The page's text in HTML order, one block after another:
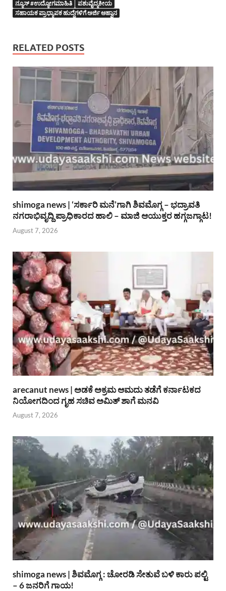
ನ್ಯೂಸ್ #ಉದ್ಯೋಗಮಾಹಿತಿ
ಪಶುವೈದ್ಯಕೀಯ
ಸಹಾಯಕ ಪ್ರಾಧ್ಯಾಪಕ ಹುದ್ದೆಗಳಿಗೆ ಅರ್ಜಿ ಆಹ್ವಾನ
RELATED POSTS
shimoga news | ‘ಸರ್ಕಾರಿ ಮನೆ’ಗಾಗಿ ಶಿವಮೊಗ್ಗ – ಭದ್ರಾವತಿ
ನಗರಾಭಿವೃದ್ದಿ ಪ್ರಾಧಿಕಾರದ ಹಾಲಿ – ಮಾಜಿ ಆಯುಕ್ತರ ಹಗ್ಗಜಗ್ಗಾಟ!
August 7, 2026
arecanut news | ಅಡಕೆ ಅಕ್ರಮ ಆಮದು ತಡೆಗೆ ಕರ್ನಾಟಕದ
ನಿಯೋಗದಿಂದ ಗೃಹ ಸಚಿವ ಅಮಿತ್ ಶಾಗೆ ಮನವಿ
August 7, 2026
shimoga news | ಶಿವಮೊಗ್ಗ : ಚೋರಡಿ ಸೇತುವೆ ಬಳಿ ಕಾರು ಪಲ್ಟಿ
– 6 ಜನರಿಗೆ ಗಾಯ!